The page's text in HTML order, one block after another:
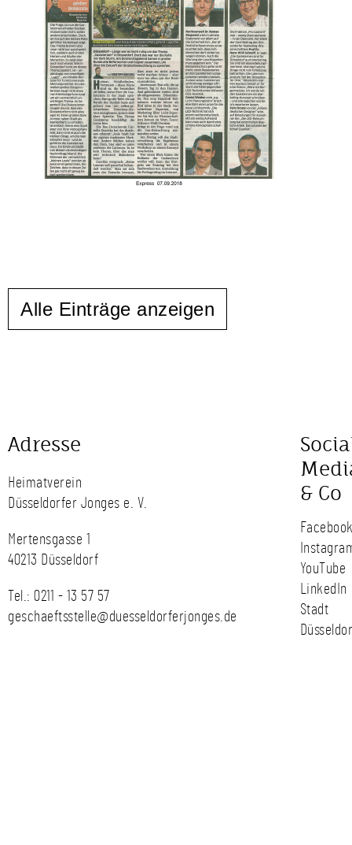
Alle Einträge anzeigen
Adresse
Heimatverein
Düsseldorfer Jonges e. V.
Mertensgasse 1
40213 Düsseldorf
Tel.: 0211 - 13 57 57
geschaeftsstelle@duesseldorferjonges.de
& Co
YouTube
LinkedIn
Stadt